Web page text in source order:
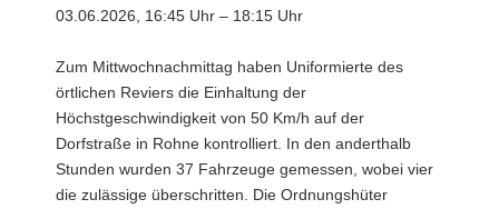
03.06.2026, 16:45 Uhr – 18:15 Uhr
Zum Mittwochnachmittag haben Uniformierte des
örtlichen Reviers die Einhaltung der
Höchstgeschwindigkeit von 50 Km/h auf der
Dorfstraße in Rohne kontrolliert. In den anderthalb
Stunden wurden 37 Fahrzeuge gemessen, wobei vier
die zulässige überschritten. Die Ordnungshüter